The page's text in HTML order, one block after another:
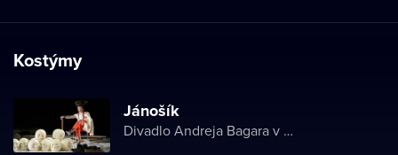
Kostýmy
Jánošík
Divadlo Andreja Bagara v Nitre